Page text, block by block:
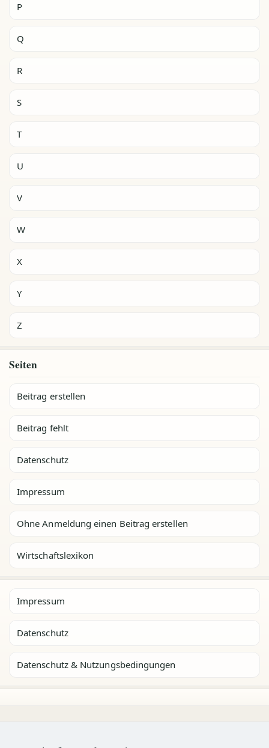
P
Q
R
S
T
U
V
W
X
Y
Z
Seiten
Beitrag erstellen
Beitrag fehlt
Datenschutz
Impressum
Ohne Anmeldung einen Beitrag erstellen
Wirtschaftslexikon
Impressum
Datenschutz
Datenschutz & Nutzungsbedingungen